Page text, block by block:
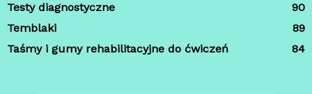
Testy diagnostyczne
90
Temblaki
89
Taśmy i gumy rehabilitacyjne do ćwiczeń
84